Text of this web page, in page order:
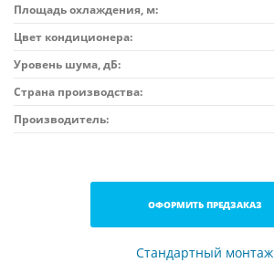
Площадь охлаждения, м:
Цвет кондиционера:
Уровень шума, дБ:
Страна производства:
Производитель:
ОФОРМИТЬ ПРЕДЗАКАЗ
Стандартный монтаж